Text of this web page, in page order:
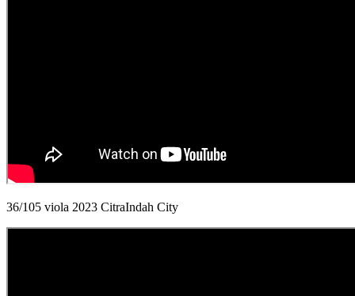
36/105 viola 2023 CitraIndah City